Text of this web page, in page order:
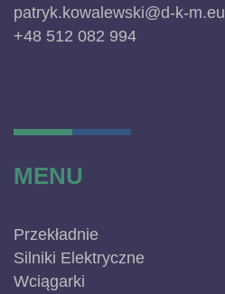
patryk.kowalewski@d-k-m.eu
+48 512 082 994
MENU
Przekładnie
Silniki Elektryczne
Wciągarki